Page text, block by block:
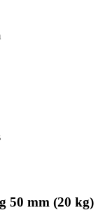
50 mm (20 kg)